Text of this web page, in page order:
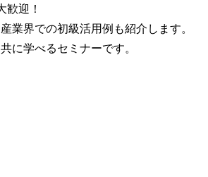
歓迎！
業界での初級活用例も紹介します。
に学べるセミナーです。